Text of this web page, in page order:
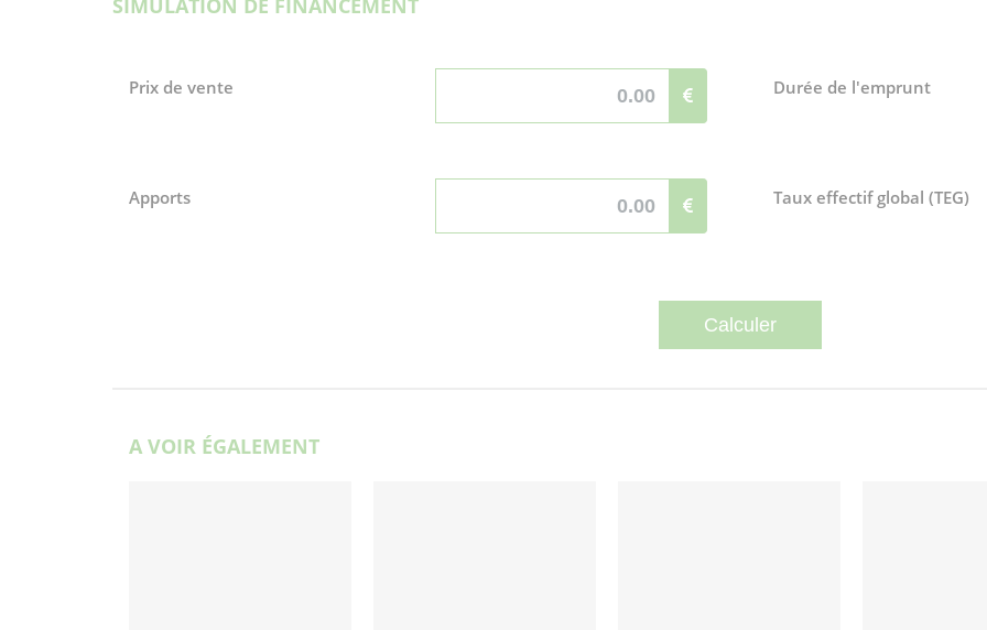
SIMULATION DE FINANCEMENT
Prix de vente Durée de l'emprunt
Apports Taux effectif global (TEG)
A VOIR ÉGALEMENT